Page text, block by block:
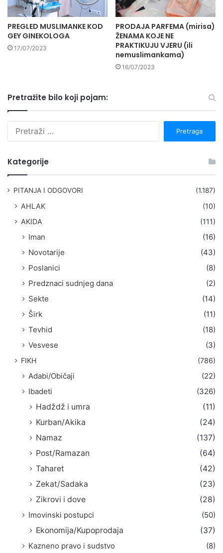
PREGLED MUSLIMANKE KOD
GEY GINEKOLOGA
17/07/2023
PRODAJA PARFEMA (mirisa)
ŽENAMA KOJE NE
PRAKTIKUJU VJERU (ili
nemuslimankama)
16/07/2023
Pretražite bilo koji pojam:
Kategorije
PITANJA I ODGOVORI (1.187)
AHLAK
(10)
AKIDA
(111)
Iman
(16)
Novotarije
(43)
Poslanici
(8)
Predznaci sudnjeg dana
(2)
Sekte
(14)
Širk
(11)
Tevhid
(18)
Vesvese
(3)
FIKH (786)
Adabi/Običaji
(22)
Ibadeti
(326)
Hadždž i umra
(11)
Kurban/Akika
(24)
Namaz
(137)
Post/Ramazan
(64)
Taharet
(42)
Zekat/Sadaka
(23)
Zikrovi i dove
(28)
Imovinski postupci
(50)
Ekonomija/Kupoprodaja
(37)
Kazneno pravo i sudstvo
(8)